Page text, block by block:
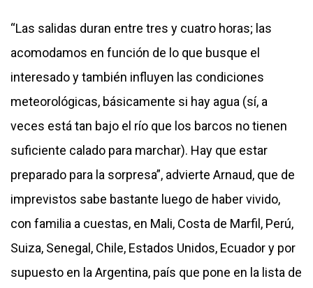
“Las salidas duran entre tres y cuatro horas; las
acomodamos en función de lo que busque el
interesado y también influyen las condiciones
meteorológicas, básicamente si hay agua (sí, a
veces está tan bajo el río que los barcos no tienen
suficiente calado para marchar). Hay que estar
preparado para la sorpresa”, advierte Arnaud, que de
imprevistos sabe bastante luego de haber vivido,
con familia a cuestas, en Mali, Costa de Marfil, Perú,
Suiza, Senegal, Chile, Estados Unidos, Ecuador y por
supuesto en la Argentina, país que pone en la lista de